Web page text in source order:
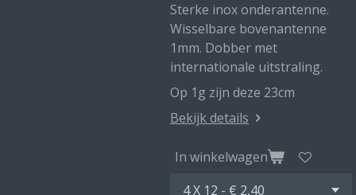
Sterke inox onderantenne.
Wisselbare bovenantenne
1mm. Dobber met
internationale uitstraling.
Op 1g zijn deze 23cm
Bekijk details
In winkelwagen